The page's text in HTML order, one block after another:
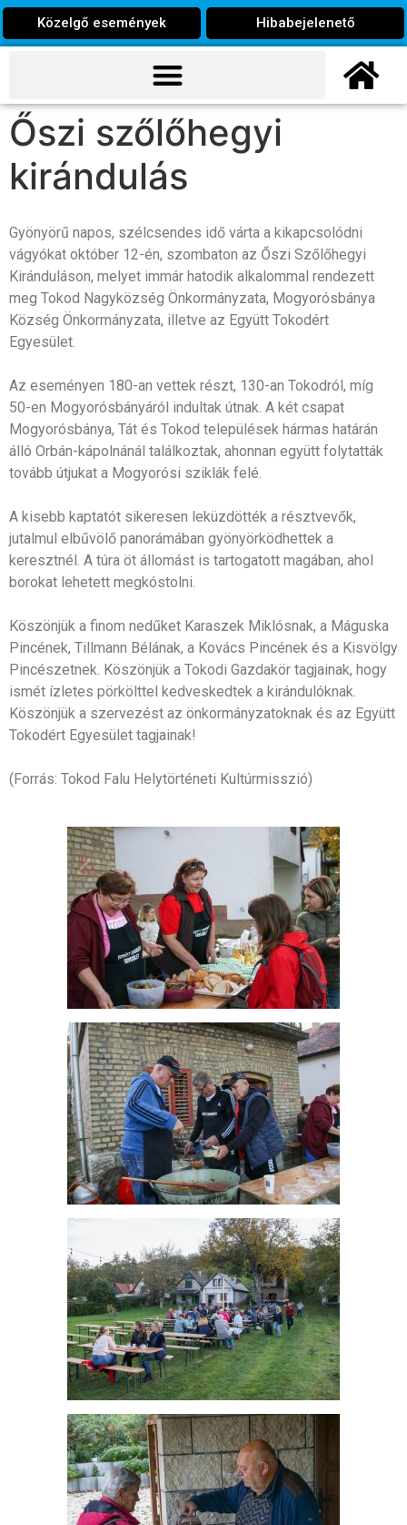
Közelgő események Hibabejelenető
Őszi szőlőhegyi
kirándulás
Gyönyörű napos, szélcsendes idő várta a kikapcsolódni
vágyókat október 12-én, szombaton az Őszi Szőlőhegyi
Kiránduláson, melyet immár hatodik alkalommal rendezett
meg Tokod Nagyközség Önkormányzata, Mogyorósbánya
Község Önkormányzata, illetve az Együtt Tokodért
Egyesület.
Az eseményen 180-an vettek részt, 130-an Tokodról, míg
50-en Mogyorósbányáról indultak útnak. A két csapat
Mogyorósbánya, Tát és Tokod települések hármas határán
álló Orbán-kápolnánál találkoztak, ahonnan együtt folytatták
tovább útjukat a Mogyorósi sziklák felé.
A kisebb kaptatót sikeresen leküzdötték a résztvevők,
jutalmul elbűvölő panorámában gyönyörködhettek a
keresztnél. A túra öt állomást is tartogatott magában, ahol
borokat lehetett megkóstolni.
Köszönjük a finom nedűket Karaszek Miklósnak, a Máguska
Pincének, Tillmann Bélának, a Kovács Pincének és a Kisvölgy
Pincészetnek. Köszönjük a Tokodi Gazdakör tagjainak, hogy
ismét ízletes pörkölttel kedveskedtek a kirándulóknak.
Köszönjük a szervezést az önkormányzatoknak és az Együtt
Tokodért Egyesület tagjainak!
(Forrás: Tokod Falu Helytörténeti Kultúrmisszió)